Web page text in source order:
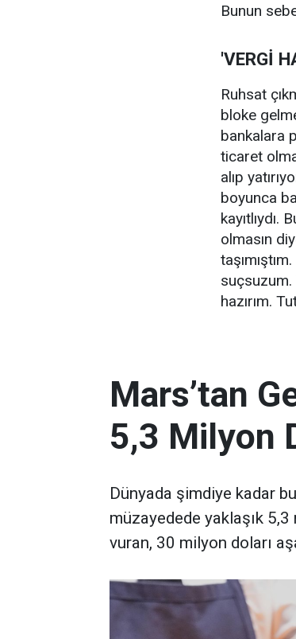
Bunun
'VERGİ
Ruhsat
bloke
bankalara
ticaret
alıp
boyunca
kayıtlıydı.
olmasın
suçsuzum.
hazırım.
Mars’tan
5,3 Milyon
Dünyada şimdiye kadar
müzayedede yaklaşık 5,3
vuran, 30 milyon doları